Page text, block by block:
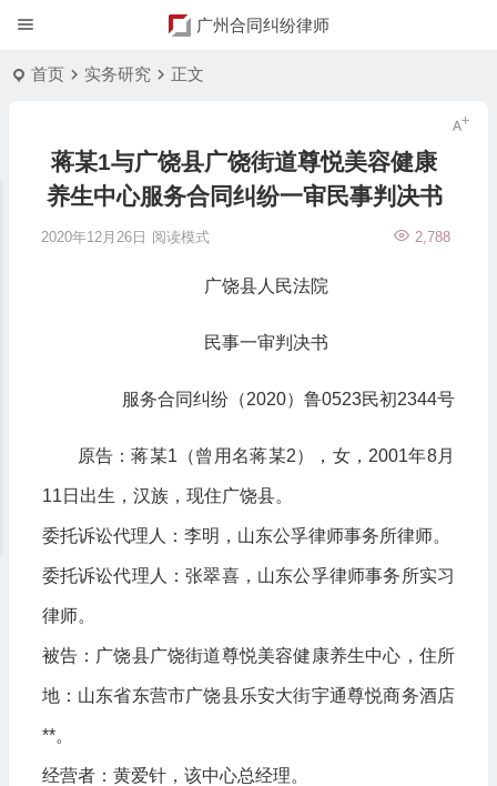
广州合同纠纷律师
首页 实务研究 正文
蒋某1与广饶县广饶街道尊悦美容健康
养生中心服务合同纠纷一审民事判决书
2020年12月26日 2,788
阅读模式
广饶县人民法院
民事一审判决书
服务合同纠纷（2020）鲁0523民初2344号
原告：蒋某1（曾用名蒋某2），女，2001年8月
11日出生，汉族，现住广饶县。
委托诉讼代理人：李明，山东公孚律师事务所律师。
委托诉讼代理人：张翠喜，山东公孚律师事务所实习
律师。
被告：广饶县广饶街道尊悦美容健康养生中心，住所
地：山东省东营市广饶县乐安大街宇通尊悦商务酒店
**。
经营者：黄爱针，该中心总经理。